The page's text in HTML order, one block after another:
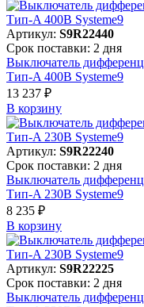
Артикул: S9R22440
Срок поставки: 2 дня
Выключатель
Тип-A 400В Systeme9
13 237 ₽
В корзинy
Артикул: S9R22240
Срок поставки: 2 дня
Выключатель
Тип-A 230В Systeme9
8 235 ₽
В корзинy
Артикул: S9R22225
Срок поставки: 2 дня
Выключатель